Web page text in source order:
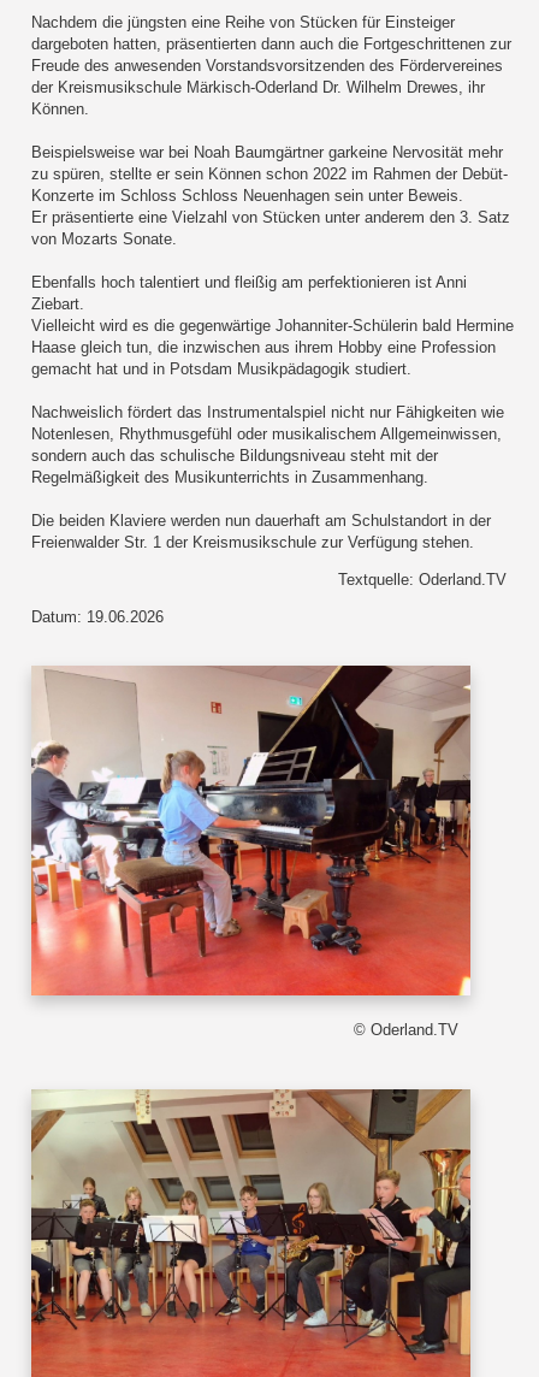
Nachdem die jüngsten eine Reihe von Stücken für Einsteiger
dargeboten hatten, präsentierten dann auch die Fortgeschrittenen zur
Freude des anwesenden Vorstandsvorsitzenden des Fördervereines
der Kreismusikschule Märkisch-Oderland Dr. Wilhelm Drewes, ihr
Können.
Beispielsweise war bei Noah Baumgärtner garkeine Nervosität mehr
zu spüren, stellte er sein Können schon 2022 im Rahmen der Debüt-
Konzerte im Schloss Schloss Neuenhagen sein unter Beweis.
Er präsentierte eine Vielzahl von Stücken unter anderem den 3. Satz
von Mozarts Sonate.
Ebenfalls hoch talentiert und fleißig am perfektionieren ist Anni
Ziebart.
Vielleicht wird es die gegenwärtige Johanniter-Schülerin bald Hermine
Haase gleich tun, die inzwischen aus ihrem Hobby eine Profession
gemacht hat und in Potsdam Musikpädagogik studiert.
Nachweislich fördert das Instrumentalspiel nicht nur Fähigkeiten wie
Notenlesen, Rhythmusgefühl oder musikalischem Allgemeinwissen,
sondern auch das schulische Bildungsniveau steht mit der
Regelmäßigkeit des Musikunterrichts in Zusammenhang.
Die beiden Klaviere werden nun dauerhaft am Schulstandort in der
Freienwalder Str. 1 der Kreismusikschule zur Verfügung stehen.
Textquelle: Oderland.TV
Datum: 19.06.2026
© Oderland.TV